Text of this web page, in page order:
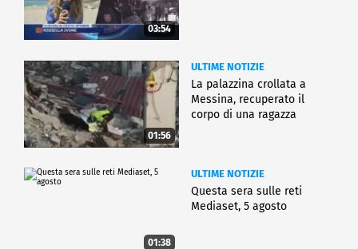
03:54
01:56
ULTIME NOTIZIE
La palazzina crollata a
Messina, recuperato il
corpo di una ragazza
01:38
ULTIME NOTIZIE
Questa sera sulle reti
Mediaset, 5 agosto